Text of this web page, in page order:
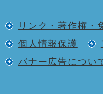
リンク・著作権・
個人情報保護
バナー広告につい